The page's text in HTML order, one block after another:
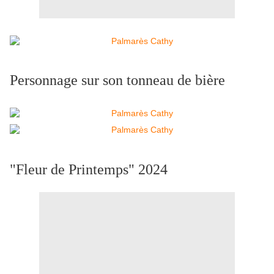
Personnage sur son tonneau de bière
"Fleur de Printemps" 2024